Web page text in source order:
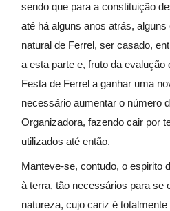
sendo que para a constituição
até há alguns anos atrás,
natural de Ferrel, ser casado,
a esta parte e, fruto da
Festa de Ferrel a ganhar uma
necessário aumentar o número
Organizadora, fazendo cair por
utilizados até então.
Manteve-se, contudo, o espirito
à terra, tão necessários para se
natureza, cujo cariz é